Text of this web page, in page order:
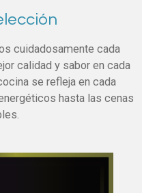
cuidadosamente cada
calidad y sabor en cada
se refleja en cada
hasta las cenas